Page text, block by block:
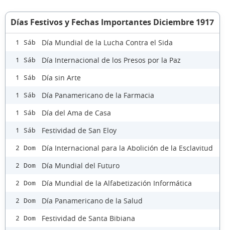
Días Festivos y Fechas Importantes Diciembre 1917
1 Sáb Día Mundial de la Lucha Contra el Sida
1 Sáb Día Internacional de los Presos por la Paz
1 Sáb Día sin Arte
1 Sáb Día Panamericano de la Farmacia
1 Sáb Día del Ama de Casa
1 Sáb Festividad de San Eloy
2 Dom Día Internacional para la Abolición de la Esclavitud
2 Dom Día Mundial del Futuro
2 Dom Día Mundial de la Alfabetización Informática
2 Dom Día Panamericano de la Salud
2 Dom Festividad de Santa Bibiana